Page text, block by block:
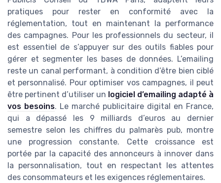
pratiques pour rester en conformité avec la
réglementation, tout en maintenant la performance
des campagnes. Pour les professionnels du secteur, il
est essentiel de s’appuyer sur des outils fiables pour
gérer et segmenter les bases de données. L’emailing
reste un canal performant, à condition d’être bien ciblé
et personnalisé. Pour optimiser vos campagnes, il peut
être pertinent d’utiliser un logiciel d’emailing adapté à
vos besoins. Le marché publicitaire digital en France,
qui a dépassé les 9 milliards d’euros au dernier
semestre selon les chiffres du palmarès pub, montre
une progression constante. Cette croissance est
portée par la capacité des annonceurs à innover dans
la personnalisation, tout en respectant les attentes
des consommateurs et les exigences réglementaires.